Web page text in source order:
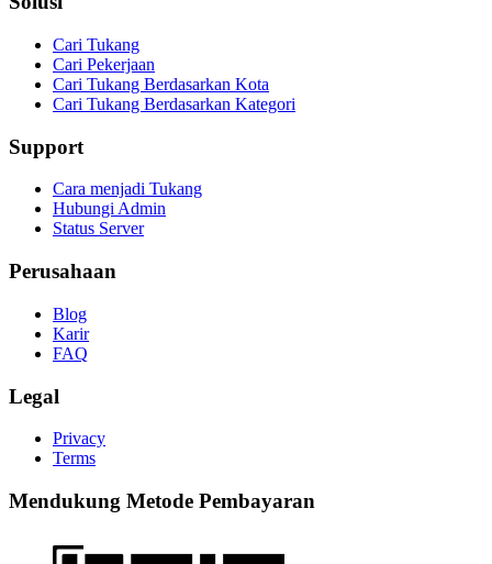
Cari Tukang
Cari Pekerjaan
Cari Tukang Berdasarkan Kota
Cari Tukang Berdasarkan Kategori
Support
Cara menjadi Tukang
Hubungi Admin
Status Server
Perusahaan
Blog
Karir
FAQ
Legal
Privacy
Terms
Mendukung Metode Pembayaran